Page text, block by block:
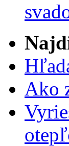
Ako